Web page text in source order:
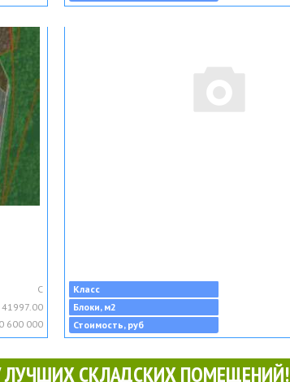
C
41997.00
600 000
Класс
Блоки, м2
Стоимость, руб
ЛУЧШИХ СКЛАДСКИХ ПОМЕЩЕНИЙ!